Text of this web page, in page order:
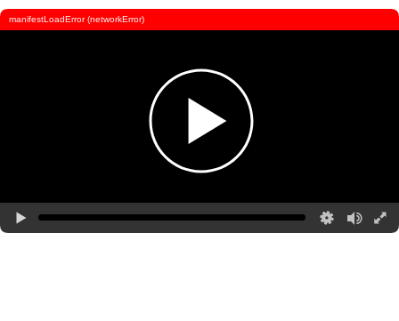
manifestLoadError (networkError)